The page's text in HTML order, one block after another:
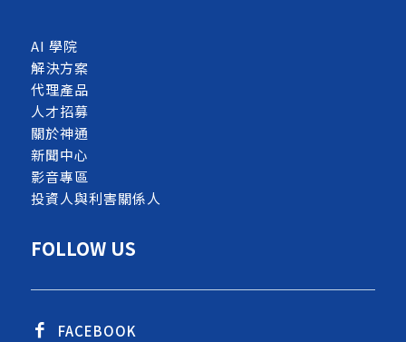
AI 學院
解決方案
代理產品
人才招募
關於神通
新聞中心
影音專區
投資人與利害關係人
FOLLOW US
FACEBOOK